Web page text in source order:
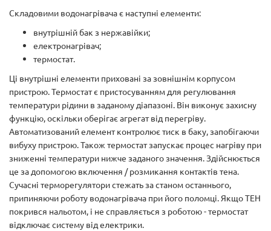
Складовими водонагрівача є наступні елементи:
внутрішній бак з нержавійки;
електронагрівач;
термостат.
Ці внутрішні елементи приховані за зовнішнім корпусом
пристрою. Термостат є пристосуванням для регулювання
температури рідини в заданому діапазоні. Він виконує захисну
функцію, оскільки оберігає агрегат від перегріву.
Автоматизований елемент контролює тиск в баку, запобігаючи
вибуху пристрою. Також термостат запускає процес нагріву при
зниженні температури нижче заданого значення. Здійснюється
це за допомогою включення / розмикання контактів тена.
Сучасні терморегулятори стежать за станом останнього,
припиняючи роботу водонагрівача при його поломці. Якщо ТЕН
покрився нальотом, і не справляється з роботою - термостат
відключає систему від електрики.